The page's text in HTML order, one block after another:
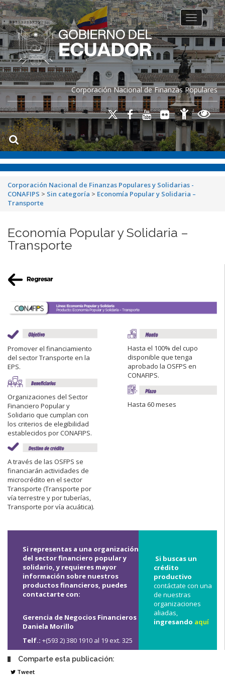
Corporación Nacional de Finanzas Populares
Toggle
Corporación Nacional de Finanzas Populares y Solidarias -
CONAFIPS > Sin categoría > Economía Popular y Solidaria –
Transporte
Economía Popular y Solidaria –
Transporte
Promover el financiamiento
del sector Transporte en la
EPS.
Organizaciones del Sector
Financiero Popular y
Solidario que cumplan con
los criterios de elegibilidad
establecidos por CONAFIPS.
A través de las OSFPS se
financiarán actividades de
microcrédito en el sector
Transporte (Transporte por
vía terrestre y por tuberías,
Transporte por vía acuática).
Hasta el 100% del cupo
disponible que tenga
aprobado la OSFPS en
CONAFIPS.
Hasta 60 meses
Si representas a una organización
del sector financiero popular y
solidario, y requieres mayor
información sobre nuestros
productos financieros, puedes
contactarte con:
Gerencia de Negocios Financieros
Daniela Morillo
Telf.: +(593 2) 380 1910 al 19 ext. 325
Si buscas un
crédito
productivo
contáctate con una
de nuestras
organizaciones
aliadas,
ingresando aquí
Comparte esta publicación:
Tweet